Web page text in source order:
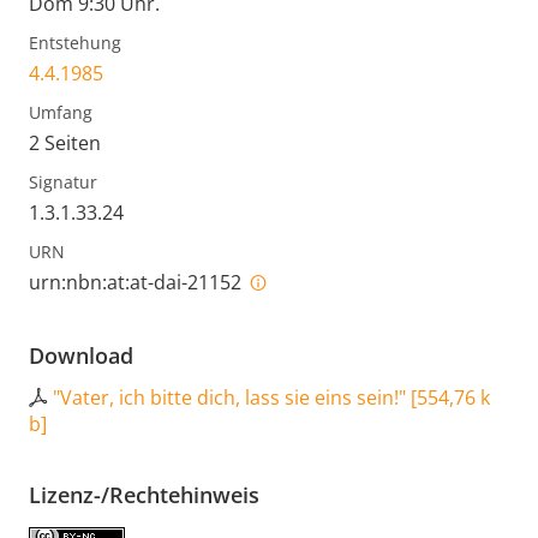
Entstehung
4.4.1985
Umfang
2 Seiten
Signatur
1.3.1.33.24
URN
urn:nbn:at:at-dai-21152
Download
"Vater, ich bitte dich, lass sie eins sein!" [554,76 k
b]
Lizenz-/Rechtehinweis